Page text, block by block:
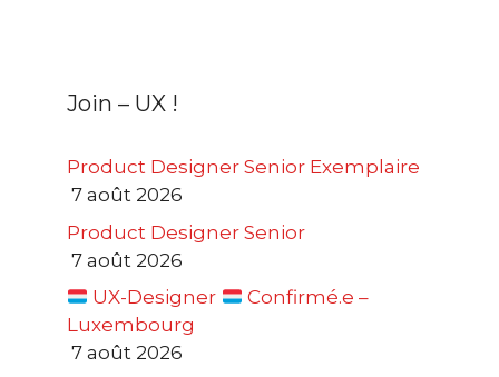
Join – UX !
Product Designer Senior Exemplaire
7 août 2026
Product Designer Senior
7 août 2026
UX-Designer
Confirmé.e –
Luxembourg
7 août 2026